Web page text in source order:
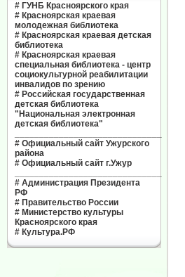
# ГУНБ Красноярского края
# Красноярская краевая
молодежная библиотека
# Красноярская краевая детская
библиотека
# Красноярская краевая
специальная библиотека - центр
социокультурной реабилитации
инвалидов по зрению
# Российская государственная
детская библиотека
"Национальная электронная
детская библиотека"
# Официальный сайт Ужурского
района
# Официальный сайт г.Ужур
# Администрация Президента
РФ
# Правительство России
# Министерство культуры
Красноярского края
# Культура.РФ